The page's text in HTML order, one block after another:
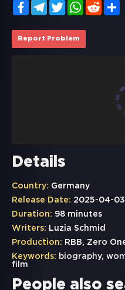
FacebookTelegramTwitterWhatsApp
Reddit
Report Problem
Details
Country: Germany
Release Date: 2025-04-03
Duration: 98 minutes
Writers: Luzia Schmid
Production: RBB, Zero
Keywords: biography,
film
People also